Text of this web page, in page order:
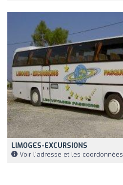
LIMOGES-EXCURSIONS
Voir l'adresse et les coordonnées